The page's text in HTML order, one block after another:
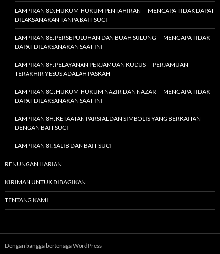
LAMPIRAN 8D: HUKUM-HUKUM PENTAHIRAN — MENGAPA TIDAK DAPAT
DILAKSANAKAN TANPA BAIT SUCI
LAMPIRAN 8E: PERSEPULUHAN DAN BUAH SULUNG — MENGAPA TIDAK
DAPAT DILAKSANAKAN SAAT INI
LAMPIRAN 8F: PELAYANAN PERJAMUAN KUDUS — PERJAMUAN
TERAKHIR YESUS ADALAH PASKAH
LAMPIRAN 8G: HUKUM-HUKUM NAZIR DAN NAZAR — MENGAPA TIDAK
DAPAT DILAKSANAKAN SAAT INI
LAMPIRAN 8H: KETAATAN PARSIAL DAN SIMBOLIS YANG BERKAITAN
DENGAN BAIT SUCI
LAMPIRAN 8I: SALIB DAN BAIT SUCI
RENUNGAN HARIAN
KIRIMAN UNTUK DIBAGIKAN
TENTANG KAMI
Dengan bangga bertenaga WordPress